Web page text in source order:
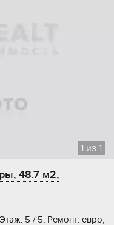
1 из 1
48.7 м2,
5 / 5, Ремонт: евро,